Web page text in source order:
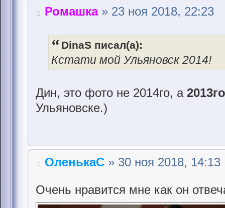
Ромашка» 23 ноя 2018, 22:23
DinaS писал(а):
Кстати мой Ульяновск 2014!
Дин, это фото не 2014го, а 2013го
Ульяновске.)
ОленькаС » 30 ноя 2018, 14:13
Очень нравится мне как он